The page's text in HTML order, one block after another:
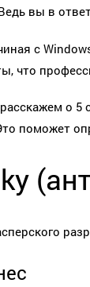
вы в
с
что
о
поможет